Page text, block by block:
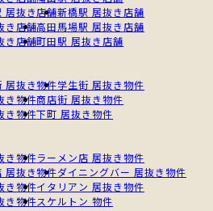
居抜き店舗新橋駅 居抜き店舗
き店舗高田馬場駅 居抜き店舗
き店舗町田駅 居抜き店舗
居抜き物件学生街 居抜き物件
き物件商店街 居抜き物件
き物件下町 居抜き物件
き物件ラーメン店 居抜き物件
居抜き物件ダイニングバー 居抜き物件
き物件イタリアン 居抜き物件
き物件スケルトン 物件